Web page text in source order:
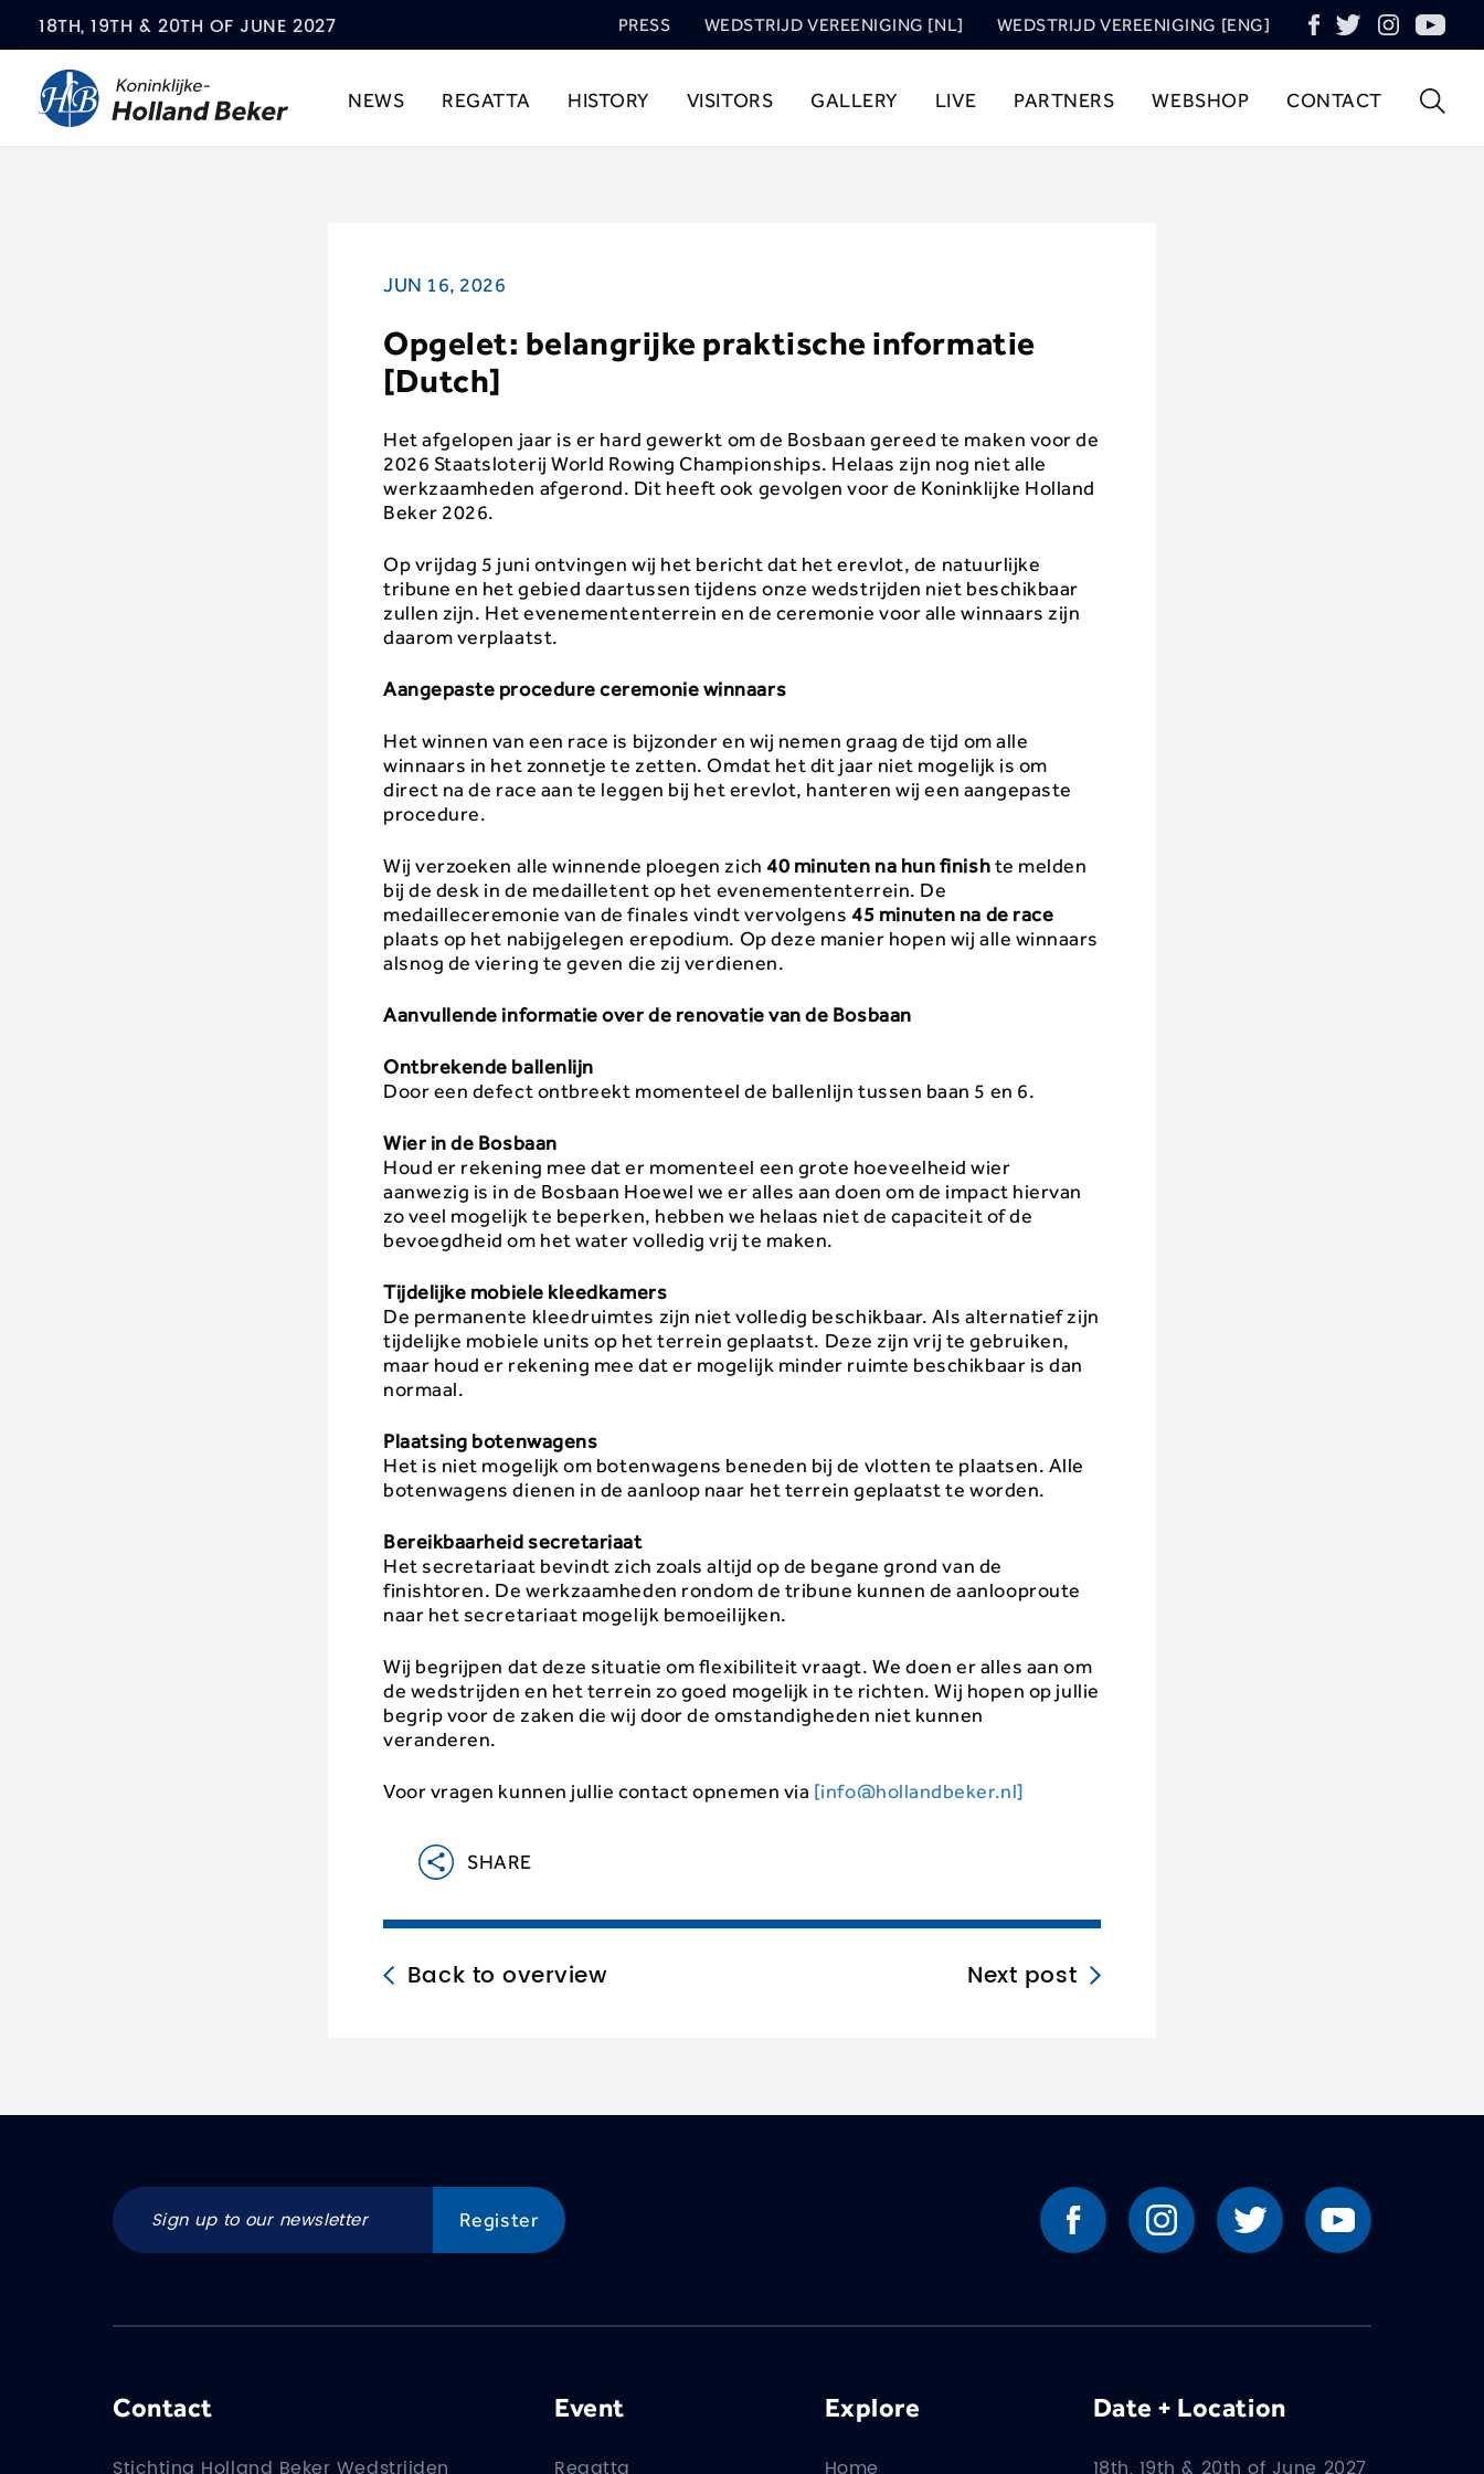
18TH, 19TH & 20TH OF JUNE 2027 PRESS WEDSTRIJD VEREENIGING [NL] WEDSTRIJD VEREENIGING [ENG]
NEWS REGATTA HISTORY VISITORS GALLERY LIVE PARTNERS WEBSHOP CONTACT
JUN 16, 2026
Opgelet: belangrijke praktische informatie
[Dutch]
Het afgelopen jaar is er hard gewerkt om de Bosbaan gereed te maken voor de
2026 Staatsloterij World Rowing Championships. Helaas zijn nog niet alle
werkzaamheden afgerond. Dit heeft ook gevolgen voor de Koninklijke Holland
Beker 2026.
Op vrijdag 5 juni ontvingen wij het bericht dat het erevlot, de natuurlijke
tribune en het gebied daartussen tijdens onze wedstrijden niet beschikbaar
zullen zijn. Het evenemententerrein en de ceremonie voor alle winnaars zijn
daarom verplaatst.
Aangepaste procedure ceremonie winnaars
Het winnen van een race is bijzonder en wij nemen graag de tijd om alle
winnaars in het zonnetje te zetten. Omdat het dit jaar niet mogelijk is om
direct na de race aan te leggen bij het erevlot, hanteren wij een aangepaste
procedure.
Wij verzoeken alle winnende ploegen zich40 minuten na hun finishte melden
bij de desk in de medailletent op het evenemententerrein. De
medailleceremonie van de finales vindt vervolgens45 minuten na de race
plaats op het nabijgelegen erepodium. Op deze manier hopen wij alle winnaars
alsnog de viering te geven die zij verdienen.
Aanvullende informatie over de renovatie van de Bosbaan
Ontbrekende ballenlijn
Door een defect ontbreekt momenteel de ballenlijn tussen baan 5 en 6.
Wier in de Bosbaan
Houd er rekening mee dat er momenteel een grote hoeveelheid wier
aanwezig is in de Bosbaan Hoewel we er alles aan doen om de impact hiervan
zo veel mogelijk te beperken, hebben we helaas niet de capaciteit of de
bevoegdheid om het water volledig vrij te maken.
Tijdelijke mobiele kleedkamers
De permanente kleedruimtes zijn niet volledig beschikbaar. Als alternatief zijn
tijdelijke mobiele units op het terrein geplaatst. Deze zijn vrij te gebruiken,
maar houd er rekening mee dat er mogelijk minder ruimte beschikbaar is dan
normaal.
Plaatsing botenwagens
Het is niet mogelijk om botenwagens beneden bij de vlotten te plaatsen. Alle
botenwagens dienen in de aanloop naar het terrein geplaatst te worden.
Bereikbaarheid secretariaat
Het secretariaat bevindt zich zoals altijd op de begane grond van de
finishtoren. De werkzaamheden rondom de tribune kunnen de aanlooproute
naar het secretariaat mogelijk bemoeilijken.
Wij begrijpen dat deze situatie om flexibiliteit vraagt. We doen er alles aan om
de wedstrijden en het terrein zo goed mogelijk in te richten. Wij hopen op jullie
begrip voor de zaken die wij door de omstandigheden niet kunnen
veranderen.
Voor vragen kunnen jullie contact opnemen via [info@hollandbeker.nl]
SHARE
Back to overview Next post
Contact Event Explore Date + Location